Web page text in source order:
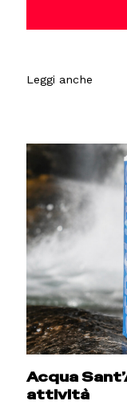
Leggi anche
Acqua
attività